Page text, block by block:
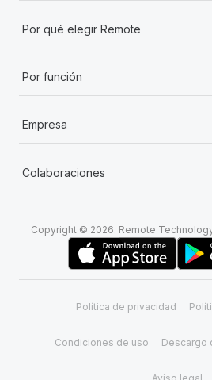
Por qué elegir Remote
Por función
Empresa
Colaboraciones
Copyright © 2026. Remote
Política de privacidad
Condiciones de uso Descargo